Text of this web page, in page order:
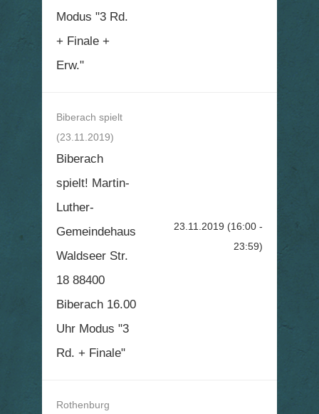
Modus "3 Rd.
+ Finale +
Erw."
Biberach spielt
(23.11.2019)
Biberach
spielt! Martin-
Luther-
Gemeindehaus
Waldseer Str.
18 88400
Biberach 16.00
Uhr Modus "3
Rd. + Finale"
23.11.2019 (16:00 -
23:59)
Rothenburg